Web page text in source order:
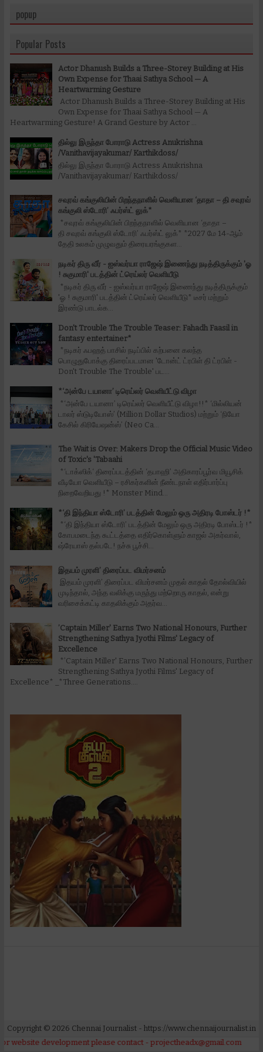
popup
Popular Posts
Actor Dhanush Builds a Three-Storey Building at His
Own Expense for Thaai Sathya School — A
Heartwarming Gesture
Actor Dhanush Builds a Three-Storey Building at His
Own Expense for Thaai Sathya School — A
Heartwarming Gesture! A Grand Gesture by Actor ...
தில்லு இருந்தா போராடு Actress Anukrishna
/Vanithavijayakumar/ Karthikdoss/
தில்லு இருந்தா போராடு Actress Anukrishna
/Vanithavijayakumar/ Karthikdoss/
சவுரவ் கங்குலியின் பிறந்தநாளில் வெளியான ‘தாதா – தி சவுரவ்
கங்குலி ஸ்டோரி’ ஃபர்ஸ்ட் லுக்*
*சவுரவ் கங்குலியின் பிறந்தநாளில் வெளியான ‘தாதா –
தி சவுரவ் கங்குலி ஸ்டோரி’ ஃபர்ஸ்ட் லுக்* *2027 மே 14-ஆம்
தேதி உலகம் முழுவதும் திரையரங்குகள...
நடிகர் திரு வீர் - ஐஸ்வர்யா ராஜேஷ் இணைந்து நடித்திருக்கும் 'ஓ
! சுகுமாரி' படத்தின் ட்ரெய்லர் வெளியீடு
*நடிகர் திரு வீர் - ஐஸ்வர்யா ராஜேஷ் இணைந்து நடித்திருக்கும்
'ஓ ! சுகுமாரி' படத்தின் ட்ரெய்லர் வெளியீடு* டீசர் மற்றும்
இரண்டு பாடல்க...
Don't Trouble The Trouble Teaser: Fahadh Faasil in
fantasy entertainer*
*நடிகர் ஃபஹத் பாசில் நடிப்பில் கற்பனை கலந்த
பொழுதுபோக்கு திரைப்படமான 'டோன்ட் ட்ரபிள் தி ட்ரபிள் -
Don't Trouble The Trouble' பட...
*‘அன்பே டயானா’ டிரெய்லர் வெளியீட்டு விழா
*‘அன்பே டயானா’ டிரெய்லர் வெளியீட்டு விழா!!* ‘மில்லியன்
டாலர் ஸ்டுடியோஸ்’ (Million Dollar Studios) மற்றும் ‘நியோ
கேசில் கிரியேஷன்ஸ்’ (Neo Ca...
The Wait is Over: Makers Drop the Official Music Video
of Toxic's 'Tabaahi
*‘டாக்ஸிக்‘ திரைப்படத்தின் ‘தபாஹி’ அதிகாரப்பூர்வ மியூசிக்
வீடியோ வெளியீடு – ரசிகர்களின் நீண்டநாள் எதிர்பார்ப்பு
நிறைவேறியது !* Monster Mind...
*‘தி இந்தியா ஸ்டோரி’ படத்தின் மேலும் ஒரு அதிரடி போஸ்டர் !*
*‘தி இந்தியா ஸ்டோரி’ படத்தின் மேலும் ஒரு அதிரடி போஸ்டர் !*
கோபமடைந்த கூட்டத்தை எதிர்கொள்ளும் காஜல் அகர்வால்,
ஷ்ரேயாஸ் தல்படே! நச்சு பூச்சி...
இதயம் முரளி’ திரைப்பட விமர்சனம்
இதயம் முரளி’ திரைப்பட விமர்சனம் முதல் காதல் தோல்வியில்
முடிந்தால், அந்த வலிக்கு மருந்து மற்றொரு காதல், என்று
வரிசைக்கட்டி காதலிக்கும் அதர்வ...
’Captain Miller' Earns Two National Honours, Further
Strengthening Sathya Jyothi Films' Legacy of
Excellence
*’Captain Miller' Earns Two National Honours, Further
Strengthening Sathya Jyothi Films' Legacy of
Excellence* _*Three Generations....
Copyright © 2026 Chennai Journalist - https://www.chennaijournalist.in
please contact - projectheadx@gmail.com